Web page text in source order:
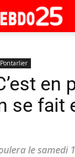
Pontarlier
en
se fait
le samedi